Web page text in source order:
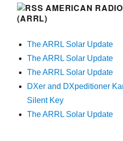
AMERICAN
(ARRL)
The ARRL Solar Update
The ARRL Solar Update
The ARRL Solar Update
DXer and DXpeditioner
Silent Key
The ARRL Solar Update